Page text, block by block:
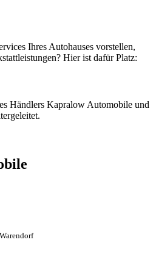
Ihres Autohauses vorstellen,
Hier ist dafür Platz:
Händlers Kapralow Automobile und